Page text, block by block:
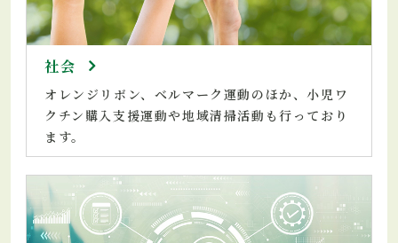
社会
オレンジリボン、ベルマーク運動のほか、小児ワ
クチン購入支援運動や地域清掃活動も行っており
ます。